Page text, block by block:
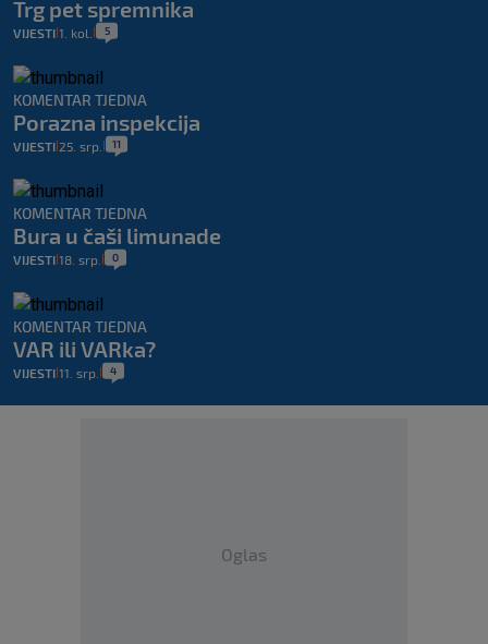
Trg pet spremnika
VIJESTI 1. kol. 5
KOMENTAR TJEDNA
Porazna inspekcija
VIJESTI 25. srp. 11
KOMENTAR TJEDNA
Bura u čaši limunade
VIJESTI 18. srp. 0
KOMENTAR TJEDNA
VAR ili VARka?
VIJESTI 11. srp. 4
Oglas